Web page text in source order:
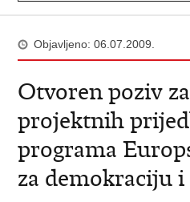
Objavljeno: 06.07.2009.
Otvoren poziv
projektnih
programa
za demokraciju